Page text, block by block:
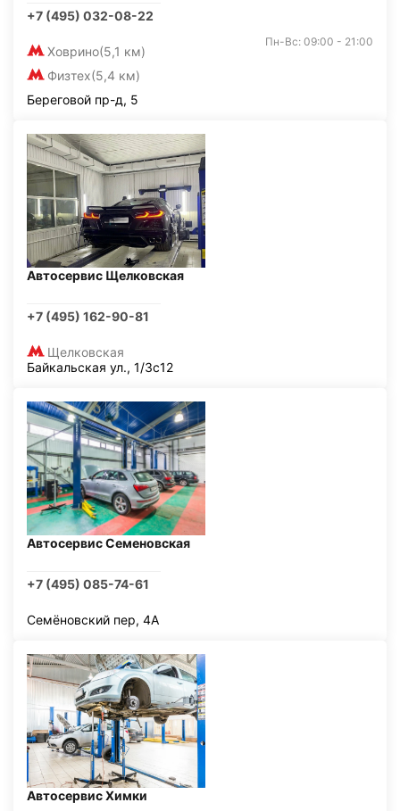
+7 (495) 032-08-22
Ховрино(5,1 км)
Физтех(5,4 км)
Пн-Вс: 09:00 - 21:00
Береговой пр-д, 5
Автосервис Щелковская
+7 (495) 162-90-81
Щелковская
Байкальская ул., 1/3с12
Автосервис Семеновская
+7 (495) 085-74-61
Семёновский пер, 4А
Автосервис Химки